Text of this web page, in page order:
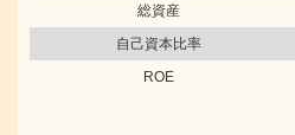
総資産
自己資本比率
ROE